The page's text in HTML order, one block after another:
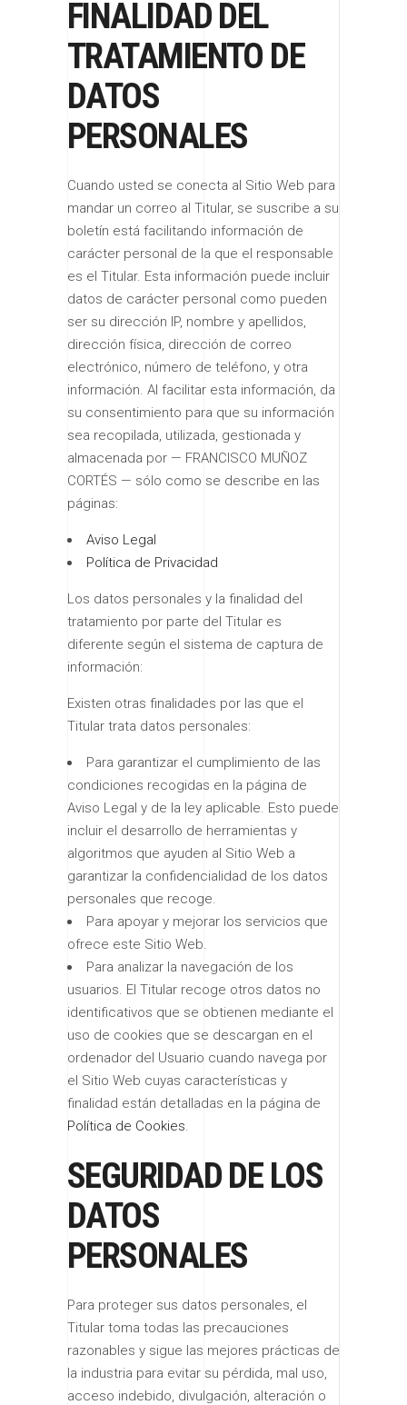
FINALIDAD DEL
TRATAMIENTO DE
DATOS
PERSONALES
Cuando usted se conecta al Sitio Web para
mandar un correo al Titular, se suscribe a su
boletín está facilitando información de
carácter personal de la que el responsable
es el Titular. Esta información puede incluir
datos de carácter personal como pueden
ser su dirección IP, nombre y apellidos,
dirección física, dirección de correo
electrónico, número de teléfono, y otra
información. Al facilitar esta información, da
su consentimiento para que su información
sea recopilada, utilizada, gestionada y
almacenada por — FRANCISCO MUÑOZ
CORTÉS — sólo como se describe en las
páginas:
Aviso Legal
Política de Privacidad
Los datos personales y la finalidad del
tratamiento por parte del Titular es
diferente según el sistema de captura de
información:
Existen otras finalidades por las que el
Titular trata datos personales:
Para garantizar el cumplimiento de las
condiciones recogidas en la página de
Aviso Legal y de la ley aplicable. Esto puede
incluir el desarrollo de herramientas y
algoritmos que ayuden al Sitio Web a
garantizar la confidencialidad de los datos
personales que recoge.
Para apoyar y mejorar los servicios que
ofrece este Sitio Web.
Para analizar la navegación de los
usuarios. El Titular recoge otros datos no
identificativos que se obtienen mediante el
uso de cookies que se descargan en el
ordenador del Usuario cuando navega por
el Sitio Web cuyas características y
finalidad están detalladas en la página de
Política de Cookies.
SEGURIDAD DE LOS
DATOS
PERSONALES
Para proteger sus datos personales, el
Titular toma todas las precauciones
razonables y sigue las mejores prácticas de
la industria para evitar su pérdida, mal uso,
acceso indebido, divulgación, alteración o